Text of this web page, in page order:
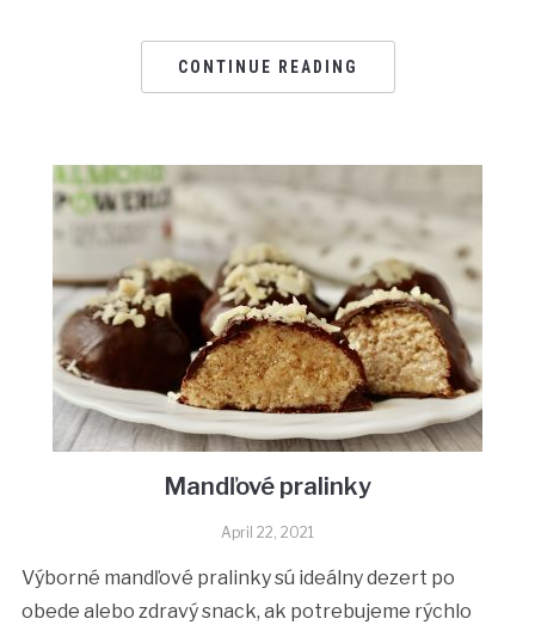
CONTINUE READING
Mandľové pralinky
April 22, 2021
Výborné mandľové pralinky sú ideálny dezert po
obede alebo zdravý snack, ak potrebujeme rýchlo